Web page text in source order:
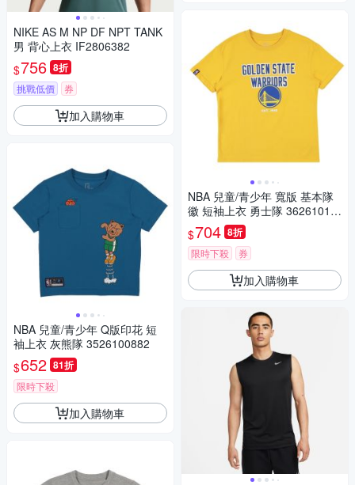
NIKE AS M NP DF NPT TANK
男 背心上衣 IF2806382
$756 8折
挑戰低價 券
加入購物車
NBA 兒童/青少年 Q版印花 短
袖上衣 灰熊隊 3526100882
$652 81折
限時下殺
加入購物車
NBA 兒童/青少年 寬版 基本隊
徽 短袖上衣 勇士隊 36261018
62
$704 8折
限時下殺 券
加入購物車